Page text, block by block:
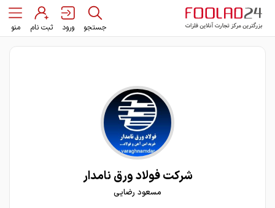
جستجو ورود ثبت نام منو
شركت فولاد ورق نامدار
مسعود رضایی